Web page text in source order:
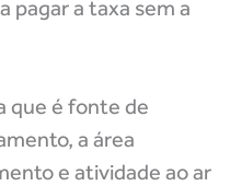
pagar a taxa sem a
que é fonte de
a área
e atividade ao ar